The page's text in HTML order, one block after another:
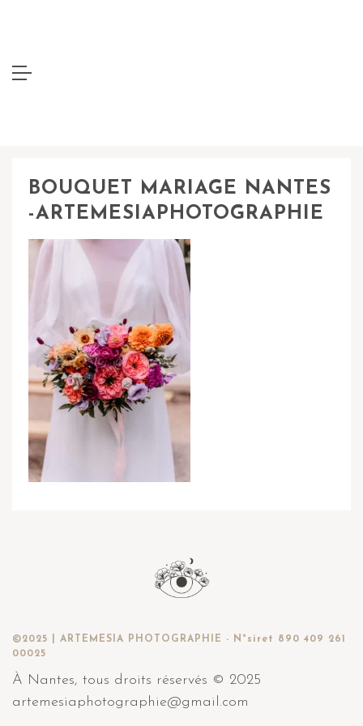
BOUQUET MARIAGE NANTES
-ARTEMESIAPHOTOGRAPHIE
©2025 | ARTEMESIA PHOTOGRAPHIE - N°siret 890 409 261
00025
À Nantes, tous droits réservés © 2025
artemesiaphotographie@gmail.com